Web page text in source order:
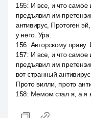
155: И все, и что самое
предъявил им
антивирус, Протоген
у него. Ура.
156: Авторскому
157: И все, и что самое
предъявил им
вот странный
Прото вилли, прото
158: Мемом стал я, а я